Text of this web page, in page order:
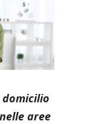
aree